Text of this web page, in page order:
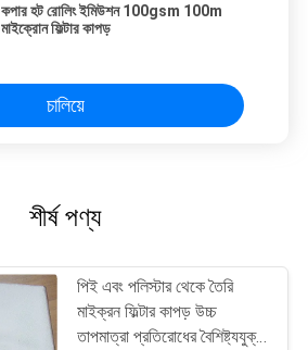
কপার হট রোলিং ইমিউশন 100gsm 100m
মাইক্রোন ফিল্টার কাপড়
চালিয়ে
শীর্ষ পণ্য
পিই এবং পলিস্টার থেকে তৈরি
মাইক্রন ফিল্টার কাপড় উচ্চ
তাপমাত্রা প্রতিরোধের বৈশিষ্ট্যযুক্ত